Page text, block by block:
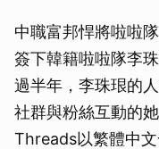
中職富邦悍將啦啦
簽下韓籍啦啦隊李
過半年，李珠珢的
社群與粉絲互動的
Threads以繁體中文